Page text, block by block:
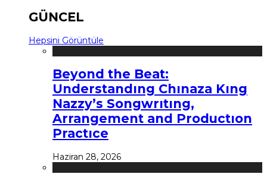
GÜNCEL
Hepsini Görüntüle
Beyond the Beat:
Understandıng Chınaza Kıng
Nazzy’s Songwrıtıng,
Arrangement and Productıon
Practıce
Haziran 28, 2026